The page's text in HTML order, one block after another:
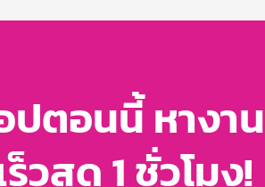
ปตอนนี้ หางาน
วสุด 1 ชั่วโมง!